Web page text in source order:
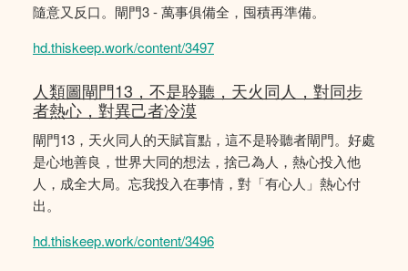
隨意又反口。閘門3 - 萬事俱備全，囤積再準備。
hd.thiskeep.work/content/3497
人類圖閘門13，不是聆聽，天火同人，對同步
者熱心，對異己者冷漠
閘門13，天火同人的天賦盲點，這不是聆聽者閘門。好處
是心地善良，世界大同的想法，捨己為人，熱心投入他
人，成全大局。忘我投入在事情，對「有心人」熱心付
出。
hd.thiskeep.work/content/3496